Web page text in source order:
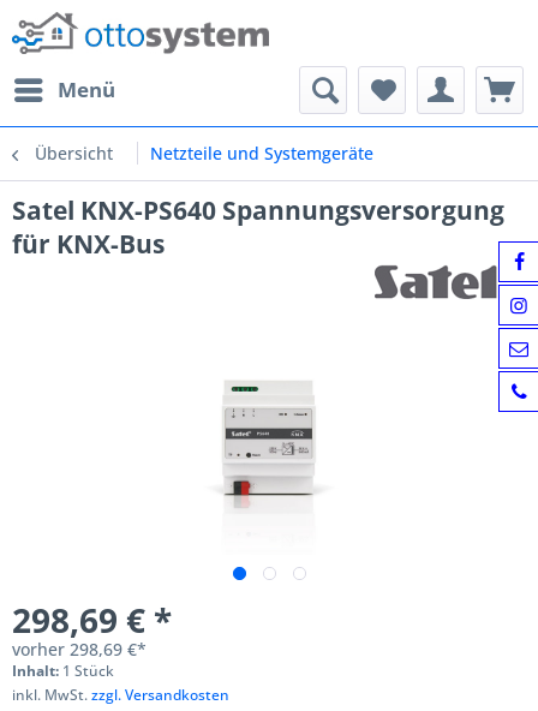
Menü
Übersicht Netzteile und Systemgeräte
Satel KNX-PS640 Spannungsversorgung
für KNX-Bus
298,69 € *
vorher 298,69 €*
Inhalt: 1 Stück
inkl. MwSt.zzgl. Versandkosten